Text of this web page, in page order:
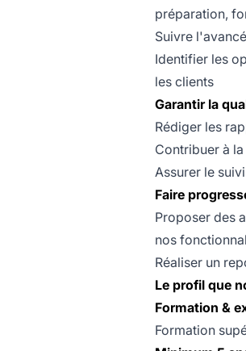
préparation,
Suivre
Identifier les
les clients
Garantir la
Rédiger les
Contribuer à
Assurer le
Faire
Proposer des
nos
Réaliser un
Le profil que
Formation &
Formation